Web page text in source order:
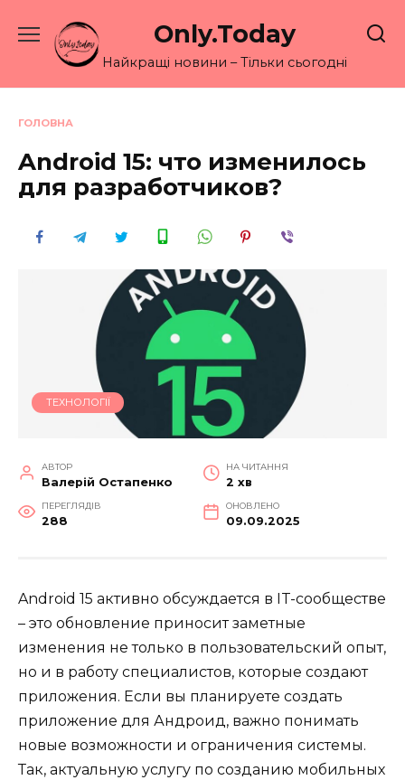
до
Only.Today
Найкращі новини – Тільки сьогодні
ГОЛОВНА
Android 15: что изменилось
для разработчиков?
ТЕХНОЛОГІЇ
АВТОР
Валерій Остапенко
НА ЧИТАННЯ
2 хв
ПЕРЕГЛЯДІВ
288
ОНОВЛЕНО
09.09.2025
Android 15 активно обсуждается в IT-сообществе
– это обновление приносит заметные
изменения не только в пользовательский опыт,
но и в работу специалистов, которые создают
приложения. Если вы планируете создать
приложение для Андроид, важно понимать
новые возможности и ограничения системы.
Так, актуальную услугу по созданию мобильных